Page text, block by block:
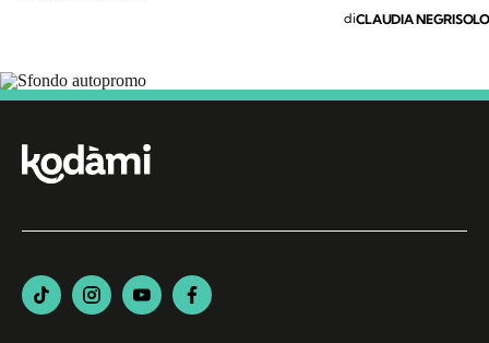
diCLAUDIA NEGRISOLO
Segui Kodami
sui canali social